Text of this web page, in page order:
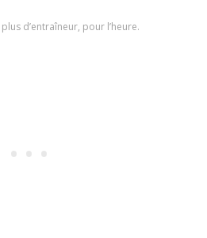
d’entraîneur, pour l’heure.